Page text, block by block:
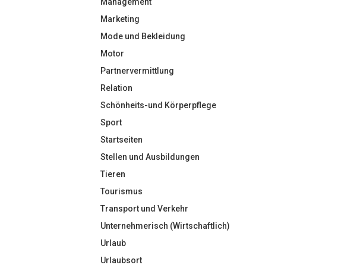
Marketing
Mode und Bekleidung
Motor
Partnervermittlung
Relation
Schönheits-und Körperpflege
Sport
Startseiten
Stellen und Ausbildungen
Tieren
Tourismus
Transport und Verkehr
Unternehmerisch (Wirtschaftlich)
Urlaub
Urlaubsort